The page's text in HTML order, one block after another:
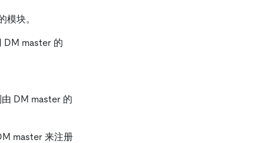
块。
DM master 的
DM master 的
master 来注册